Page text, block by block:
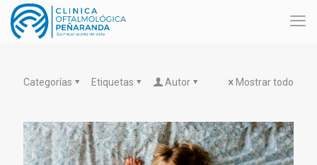
Categorías Etiquetas Autor Mostrar todo